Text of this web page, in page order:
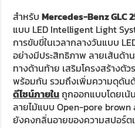
สำหรับMercedes-Benz GLC
แบบ LED Intelligent Light
การขับขี่ในเวลากลางวันแบบ
อย่างมีประสิทธิภาพ ลายเส้นด้า
ทางด้านท้าย เสริมโครงสร้างตั
พร้อมกัน รวมถึงเพิ่มความดุดัน
ดีไซน์ภายในถูกออกแบบโดยเน้
ลายไม้แบบ Open-pore
ยังคงกลิ่นอายของความสปอร์ตเ